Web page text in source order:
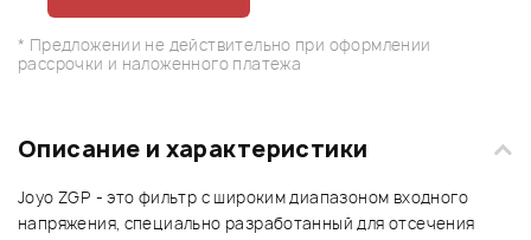
* Предложении не действительно при оформлении
рассрочки и наложенного платежа
Описание и характеристики
Joyo ZGP - это фильтр с широким диапазоном входного
напряжения, специально разработанный для отсечения